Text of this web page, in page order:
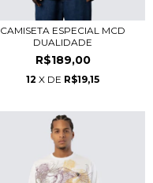
CAMISETA ESPECIAL MCD
DUALIDADE
R$189,00
12 X DE R$19,15